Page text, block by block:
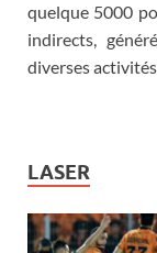
quelque 5000
indirects,
diverses
LASER